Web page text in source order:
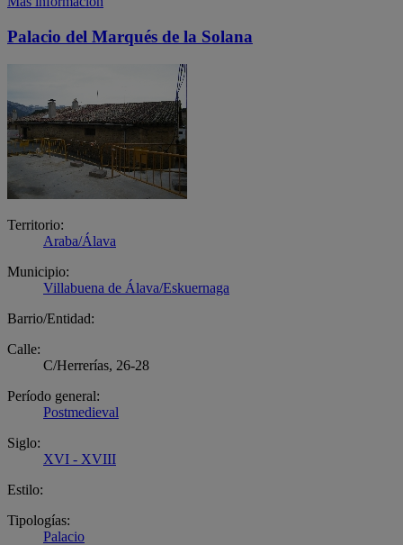
Palacio del Marqués de la Solana
Territorio:
Araba/Álava
Municipio:
Villabuena de Álava/Eskuernaga
Barrio/Entidad:
Calle:
C/Herrerías, 26-28
Período general:
Postmedieval
Siglo:
XVI - XVIII
Estilo:
Tipologías:
Palacio